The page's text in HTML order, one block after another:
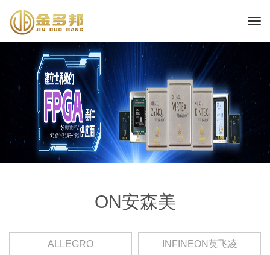
ON安森美
ALLEGRO INFINEON英飞凌